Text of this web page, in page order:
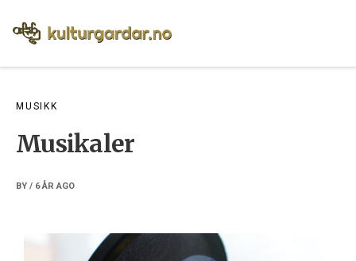
content
MUSIKK
Musikaler
BY / 6 ÅR AGO